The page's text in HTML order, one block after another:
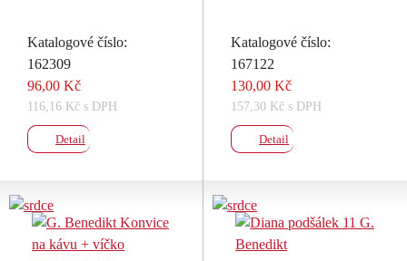
Katalogové číslo:
162309
96,00 Kč
116,16 Kč s DPH
Detail
Katalogové číslo:
167122
130,00 Kč
157,30 Kč s DPH
Detail